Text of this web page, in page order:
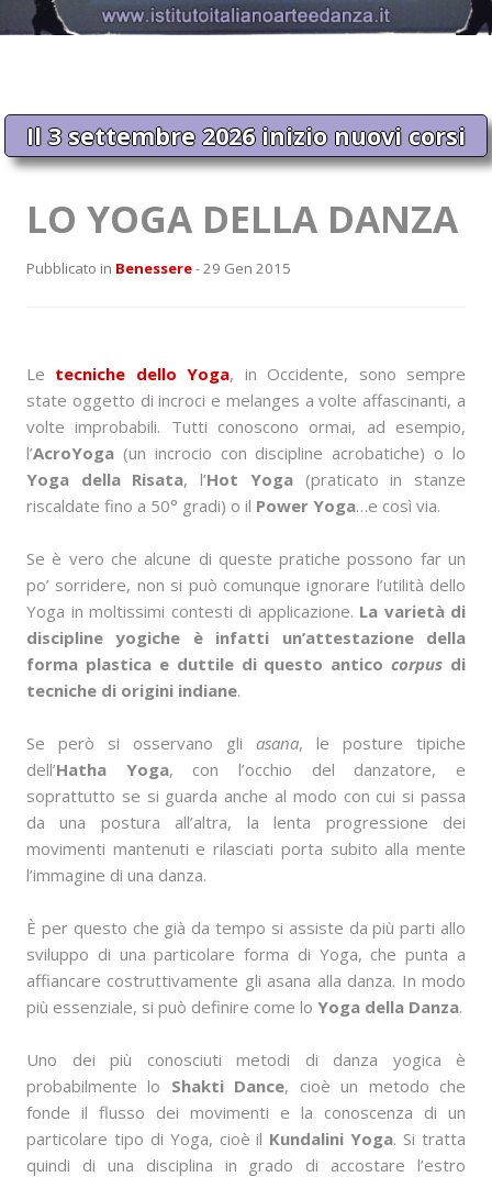
Il 3 settembre 2026 inizio nuovi corsi
LO YOGA DELLA DANZA
Pubblicato in Benessere- 29 Gen 2015
Le tecniche dello Yoga, in Occidente, sono sempre
state oggetto di incroci e melanges a volte affascinanti, a
volte improbabili. Tutti conoscono ormai, ad esempio,
l’AcroYoga (un incrocio con discipline acrobatiche) o lo
Yoga della Risata, l’Hot Yoga(praticato in stanze
riscaldate fino a 50° gradi) o il Power Yoga…e così via.
Se è vero che alcune di queste pratiche possono far un
po’ sorridere, non si può comunque ignorare l’utilità dello
Yoga in moltissimi contesti di applicazione. La varietà di
discipline yogiche è infatti un’attestazione della
forma plastica e duttile di questo anticocorpus di
tecniche di origini indiane.
Se però si osservano gli asana, le posture tipiche
dell’Hatha Yoga, con l’occhio del danzatore, e
soprattutto se si guarda anche al modo con cui si passa
da una postura all’altra, la lenta progressione dei
movimenti mantenuti e rilasciati porta subito alla mente
l’immagine di una danza.
È per questo che già da tempo si assiste da più parti allo
sviluppo di una particolare forma di Yoga, che punta a
affiancare costruttivamente gli asana alla danza. In modo
più essenziale, si può definire come lo Yoga della Danza.
Uno dei più conosciuti metodi di danza yogica è
probabilmente lo Shakti Dance, cioè un metodo che
fonde il flusso dei movimenti e la conoscenza di un
particolare tipo di Yoga, cioè il Kundalini Yoga. Si tratta
quindi di una disciplina in grado di accostare l’estro